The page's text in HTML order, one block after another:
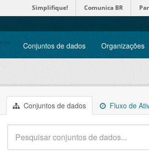
Simplifique! Comunica BR
Conjuntos de dados Organizações
Conjuntos de dados Fluxo de